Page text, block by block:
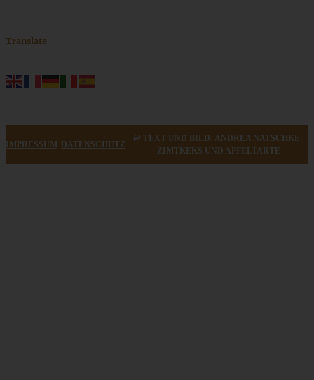
Translate
IMPRESSUM DATENSCHUTZ
@ TEXT UND BILD: ANDREA NATSCHKE |
ZIMTKEKS UND APFELTARTE